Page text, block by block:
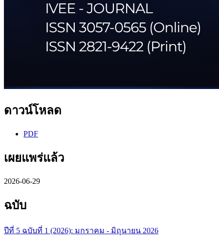
ดาวน์โหลด
PDF
เผยแพร่แล้ว
2026-06-29
ฉบับ
ปีที่ 5 ฉบับที่ 1 (2026): มกราคม - มิถุนายน 2026